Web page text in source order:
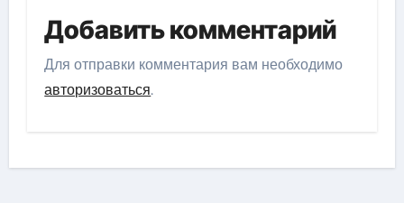
Добавить комментарий
Для отправки комментария вам необходимо
авторизоваться.